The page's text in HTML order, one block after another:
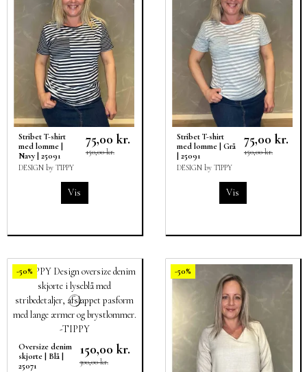
Stribet T-shirt
med lomme |
Navy | 25091
DESIGN by TIPPY
75,00 kr.
150,00 kr.
Vis
Stribet T-shirt
med lomme | Grå
| 25091
DESIGN by TIPPY
75,00 kr.
150,00 kr.
Vis
-50%
Oversize denim
skjorte | Blå |
25071
150,00 kr.
300,00 kr.
-50%